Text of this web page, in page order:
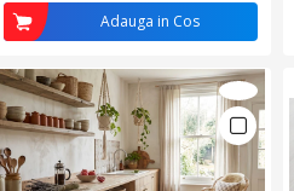
Adauga in Cos